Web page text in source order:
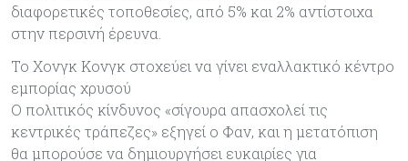
διαφορετικές τοποθεσίες, από 5% και 2% αντίστοιχα
στην περσινή έρευνα.
Το Χονγκ Κονγκ στοχεύει να γίνει εναλλακτικό κέντρο
εμπορίας χρυσού
Ο πολιτικός κίνδυνος «σίγουρα απασχολεί τις
κεντρικές τράπεζες» εξηγεί ο Φαν, και η μετατόπιση
θα μπορούσε να δημιουργήσει ευκαιρίες για